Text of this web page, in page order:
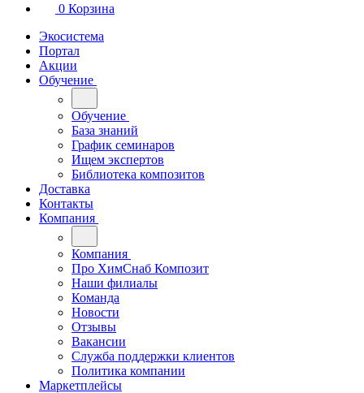
0 Корзина
Экосистема
Портал
Акции
Обучение
Обучение
База знаний
График семинаров
Ищем экспертов
Библиотека композитов
Доставка
Контакты
Компания
Компания
Про ХимСнаб Композит
Наши филиалы
Команда
Новости
Отзывы
Вакансии
Служба поддержки клиентов
Политика компании
Маркетплейсы